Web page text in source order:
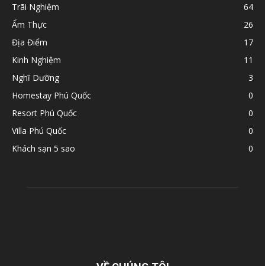
Trãi Nghiệm
64
Ẩm Thực
26
Địa Điểm
17
Kinh Nghiệm
11
Nghĩ Dưỡng
3
Homestay Phú Quốc
0
Resort Phú Quốc
0
Villa Phú Quốc
0
Khách sạn 5 sao
0